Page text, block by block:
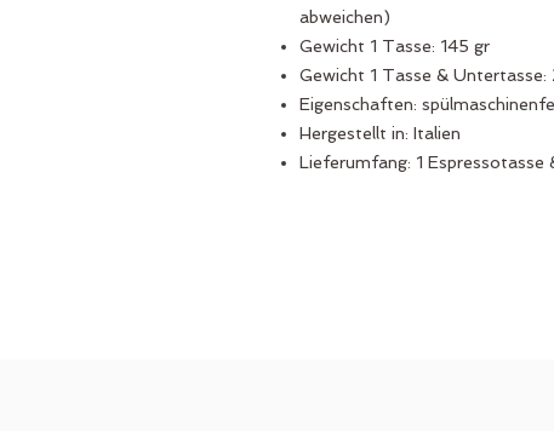
abweichen)
Gewicht 1 Tasse: 145 gr
Gewicht 1 Tasse & Untertasse:
Eigenschaften:
Hergestellt in: Italien
Lieferumfang: 1 Espressotasse